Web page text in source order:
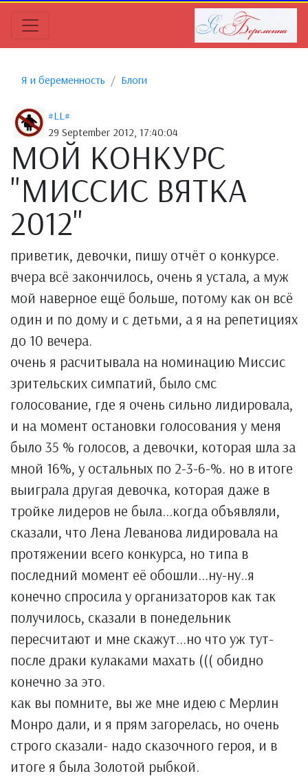
Я и беременность Блоги
#LL#
29 September 2012, 17:40:04
МОЙ КОНКУРС
"МИССИС ВЯТКА
2012"
приветик, девочки, пишу отчёт о конкурсе.
вчера всё закончилось, очень я устала, а муж
мой наверное ещё больше, потому как он всё
один и по дому и с детьми, а я на репетициях
до 10 вечера.
очень я расчитывала на номинацию Миссис
зрительских симпатий, было смс
голосование, где я очень сильно лидировала,
и на момент остановки голосования у меня
было 35 % голосов, а девочки, которая шла за
мной 16%, у остальных по 2-3-6-%. но в итоге
выиграла другая девочка, которая даже в
тройке лидеров не была...когда объявляли,
сказали, что Лена Леванова лидировала на
протяжении всего конкурса, но типа в
последний момент её обошли...ну-ну..я
конечно спросила у организаторов как так
получилось, сказали в понедельник
пересчитают и мне скажут...но что уж тут-
после драки кулаками махать ((( обидно
конечно за это.
как вы помните, вы же мне идею с Мерлин
Монро дали, и я прям загорелась, но очень
строго сказали- надо сказочного героя, и в
итоге я была Золотой рыбкой.